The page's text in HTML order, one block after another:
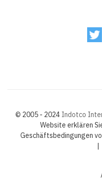
© 2005 - 2024 Indotco
Website erklären
Geschäftsbedingungen